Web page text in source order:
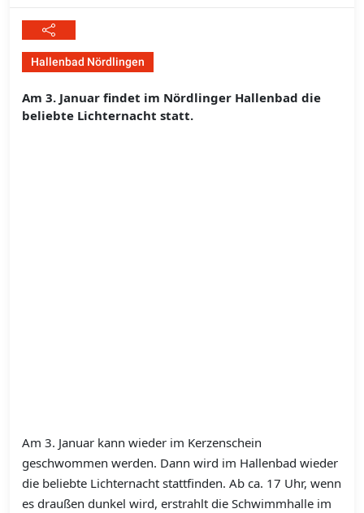
Hallenbad Nördlingen
Am 3. Januar findet im Nördlinger Hallenbad die
beliebte Lichternacht statt.
Am 3. Januar kann wieder im Kerzenschein
geschwommen werden. Dann wird im Hallenbad wieder
die beliebte Lichternacht stattfinden. Ab ca. 17 Uhr, wenn
es draußen dunkel wird, erstrahlt die Schwimmhalle im